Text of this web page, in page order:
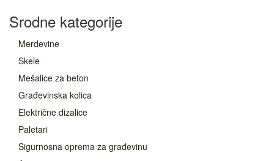
Srodne kategorije
Merdevine
Skele
Mešalice za beton
Građevinska kolica
Električne dizalice
Paletari
Sigurnosna oprema za građevinu